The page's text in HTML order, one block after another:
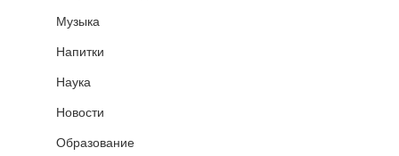
Музыка
Напитки
Наука
Новости
Образование